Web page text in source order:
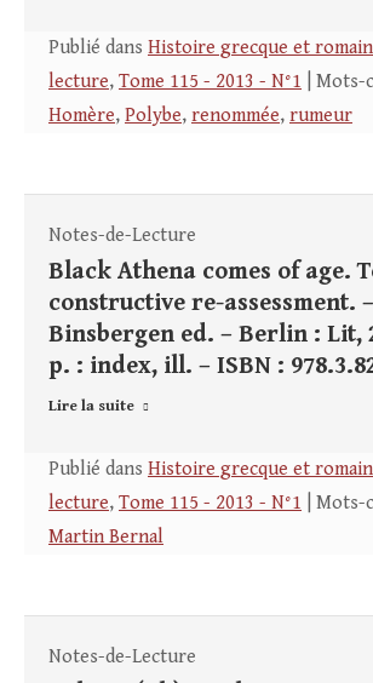
Publié dans Histoire grecque et
lecture, Tome 115 - 2013 - N°1 | Mots-
Homère, Polybe, renommée, rumeur
Notes-de-Lecture
Black Athena comes of age.
constructive re-assessment.
Binsbergen ed. – Berlin : Lit,
p. : index, ill. – ISBN :
Lire la suite
Publié dans Histoire grecque et
lecture, Tome 115 - 2013 - N°1 | Mots-
Martin Bernal
Notes-de-Lecture